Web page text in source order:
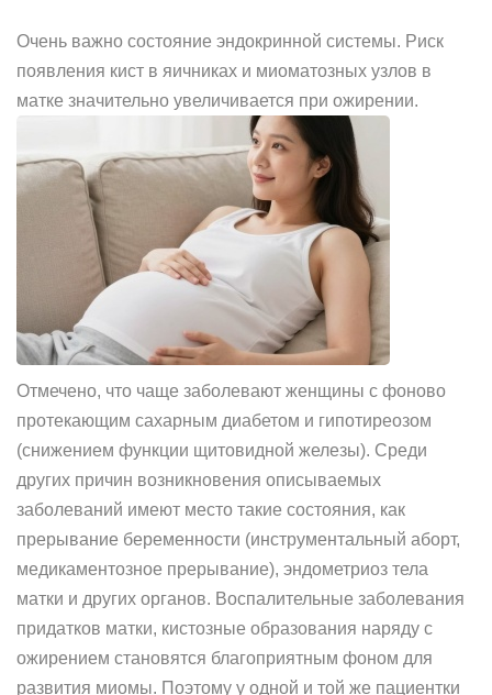
Очень важно состояние эндокринной системы. Риск
появления кист в яичниках и миоматозных узлов в
матке значительно увеличивается при ожирении.
Отмечено, что чаще заболевают женщины с фоново
протекающим сахарным диабетом и гипотиреозом
(снижением функции щитовидной железы). Среди
других причин возникновения описываемых
заболеваний имеют место такие состояния, как
прерывание беременности (инструментальный аборт,
медикаментозное прерывание), эндометриоз тела
матки и других органов. Воспалительные заболевания
придатков матки, кистозные образования наряду с
ожирением становятся благоприятным фоном для
развития миомы. Поэтому у одной и той же пациентки